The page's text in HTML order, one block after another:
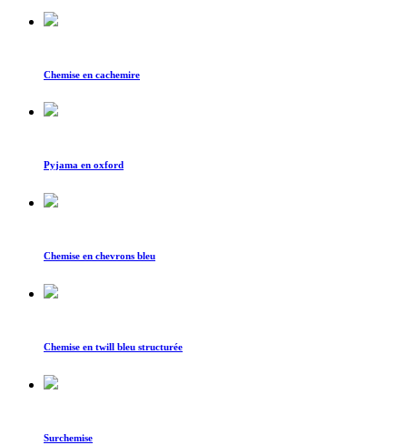
Chemise en cachemire
Pyjama en oxford
Chemise en chevrons bleu
Chemise en twill bleu structurée
Surchemise